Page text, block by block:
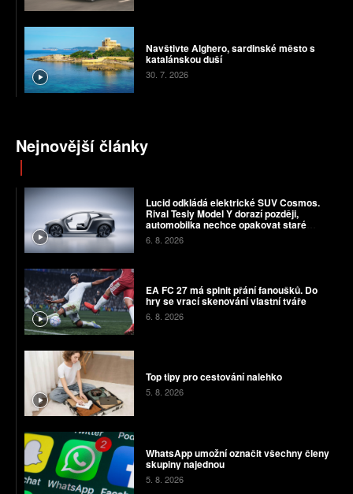
Navštivte Alghero, sardinské město s
katalánskou duší
30. 7. 2026
Nejnovější články
Lucid odkládá elektrické SUV Cosmos.
Rival Tesly Model Y dorazí později,
automobilka nechce opakovat staré
chyby
6. 8. 2026
EA FC 27 má splnit přání fanoušků. Do
hry se vrací skenování vlastní tváře
6. 8. 2026
Top tipy pro cestování nalehko
5. 8. 2026
WhatsApp umožní označit všechny členy
skupiny najednou
5. 8. 2026